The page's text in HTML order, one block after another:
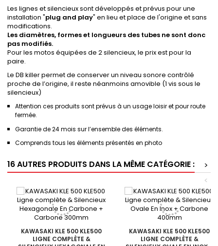
Les lignes et silencieux sont développés et prévus pour une
installation "plug and play" en lieu et place de l'origine et sans
modifications.
Les diamètres, formes et longueurs des tubes ne sont donc
pas modifiés.
Pour les motos équipées de 2 silencieux, le prix est pour la
paire.
Le DB killer permet de conserver un niveau sonore contrôlé
proche de l’origine, il reste néanmoins amovible (1 vis sous le
silencieux)
Attention ces produits sont prévus à un usage loisir et pour route
fermée.
Garantie de 24 mois sur l’ensemble des éléments.
Comprends tous les éléments présentés en photo
16 AUTRES PRODUITS DANS LA MÊME CATÉGORIE :
>
<
KAWASAKI KLE 500 KLE500
LIGNE COMPLÈTE &
KAWASAKI KLE 500 KLE500
LIGNE COMPLÈTE &